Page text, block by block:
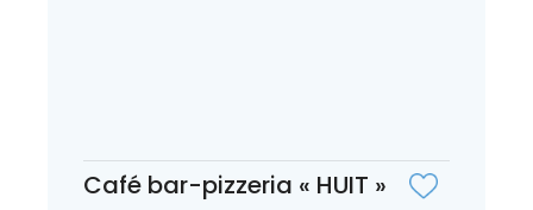
Café bar-pizzeria « HUIT »